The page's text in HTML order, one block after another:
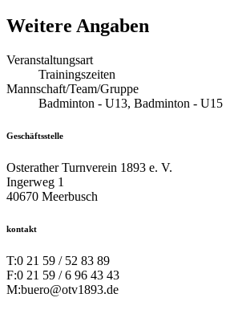
Weitere Angaben
Veranstaltungsart
Trainingszeiten
Mannschaft/Team/Gruppe
Badminton - U13, Badminton - U15
Geschäftsstelle
Osterather Turnverein 1893 e. V.
Ingerweg 1
40670 Meerbusch
kontakt
T:0 21 59 / 52 83 89
F:0 21 59 / 6 96 43 43
M:buero@otv1893.de